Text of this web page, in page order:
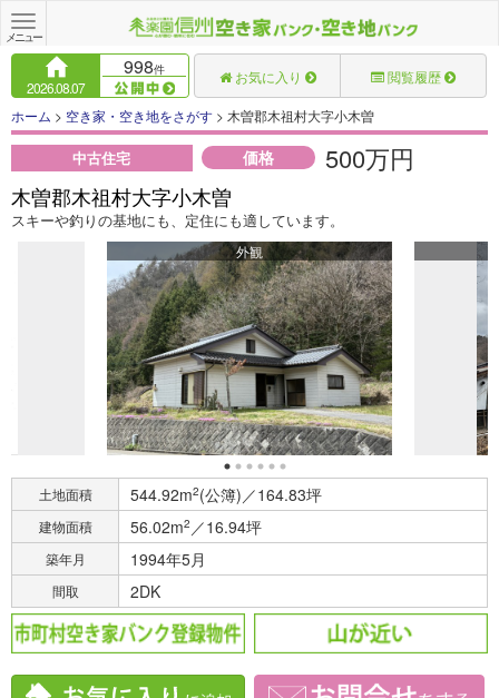
Toggle
navigation
メニュー
2026.08.07
998件 お気に入り 閲覧履歴
ホーム > 空き家・空き地をさがす > 木曽郡木祖村大字小木曽
中古住宅 価格 500万円
木曽郡木祖村大字小木曽
スキーや釣りの基地にも、定住にも適しています。
外観
土地面積 544.92m2(公簿)／164.83坪
建物面積 56.02m2 ／16.94坪
築年月 1994年5月
間取 2DK